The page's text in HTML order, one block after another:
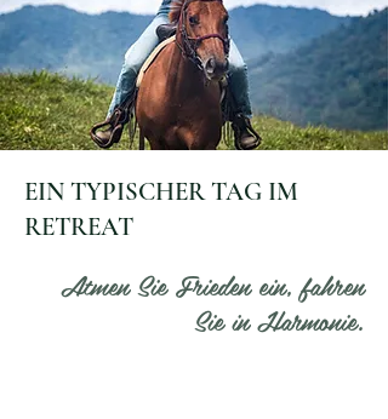
EIN TYPISCHER TAG IM
RETREAT
Atmen Sie Frieden ein, fahren
Sie in Harmonie.